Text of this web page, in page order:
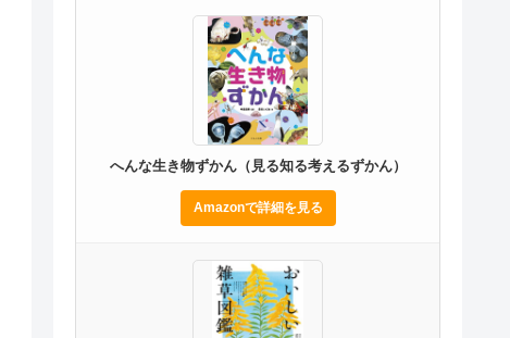
へんな生き物ずかん（見る知る考えるずかん）
Amazonで詳細を見る